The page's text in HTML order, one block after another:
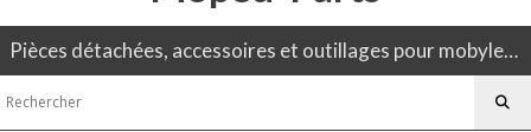
Pièces détachées, accessoires et outillages pour mobylette, 50CC, moto ancienne.